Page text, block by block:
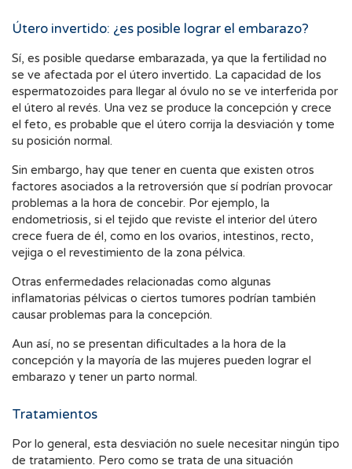
Útero invertido: ¿es posible lograr el embarazo?
Sí, es posible quedarse embarazada, ya que la fertilidad no
se ve afectada por el útero invertido. La capacidad de los
espermatozoides para llegar al óvulo no se ve interferida por
el útero al revés. Una vez se produce la concepción y crece
el feto, es probable que el útero corrija la desviación y tome
su posición normal.
Sin embargo, hay que tener en cuenta que existen otros
factores asociados a la retroversión que sí podrían provocar
problemas a la hora de concebir. Por ejemplo, la
endometriosis, si el tejido que reviste el interior del útero
crece fuera de él, como en los ovarios, intestinos, recto,
vejiga o el revestimiento de la zona pélvica.
Otras enfermedades relacionadas como algunas
inflamatorias pélvicas o ciertos tumores podrían también
causar problemas para la concepción.
Aun así, no se presentan dificultades a la hora de la
concepción y la mayoría de las mujeres pueden lograr el
embarazo y tener un parto normal.
Tratamientos
Por lo general, esta desviación no suele necesitar ningún tipo
de tratamiento. Pero como se trata de una situación